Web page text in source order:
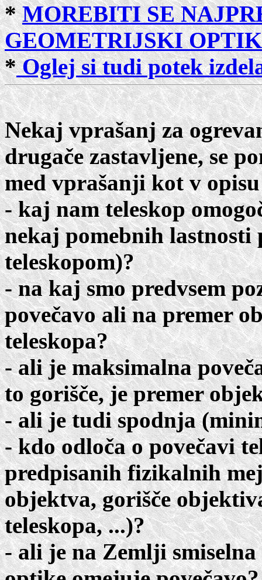
*MOREBITI SE
GEOMETRIJSKI
*Oglej si tudi potek
Nekaj vprašanj za
drugače zastavljene, se
med vprašanji kot v
- kaj nam teleskop
nekaj pomebnih lastnosti
teleskopom)?
- na kaj smo predvsem
povečavo ali na premer
teleskopa?
- ali je maksimalna
to gorišče, je premer
- ali je tudi spodnja
- kdo odloča o povečavi
predpisanih fizikalnih
objektva, gorišče
teleskopa, ...)?
- ali je na Zemlji